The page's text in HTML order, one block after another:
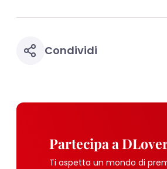
Condividi
Partecipa a
Ti aspetta un mondo di